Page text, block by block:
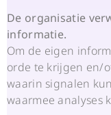
De organisatie
informatie.
Om de eigen
orde te krijgen en/
waarin signalen
waarmee analyses